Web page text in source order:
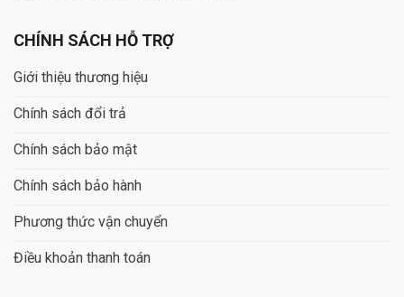
CHÍNH SÁCH HỖ TRỢ
Giới thiệu thương hiệu
Chính sách đổi trả
Chính sách bảo mật
Chính sách bảo hành
Phương thức vận chuyển
Điều khoản thanh toán